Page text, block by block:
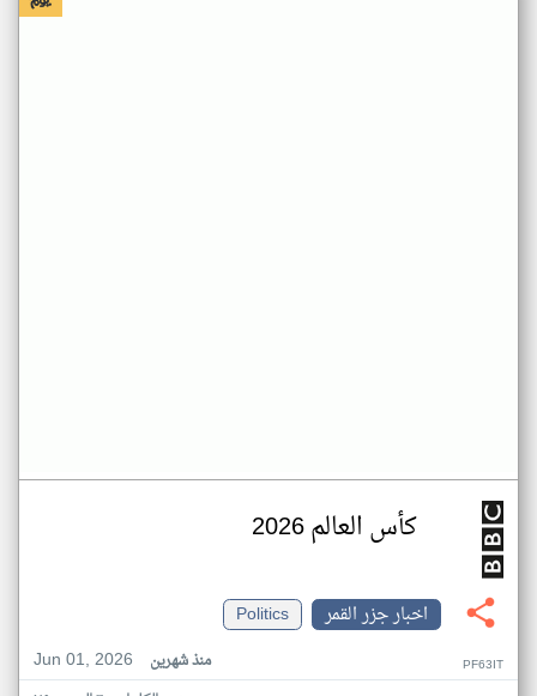
كأس العالم 2026
اخبار جزر القمر
Politics
Jun 01, 2026
منذ شهرين PF63IT